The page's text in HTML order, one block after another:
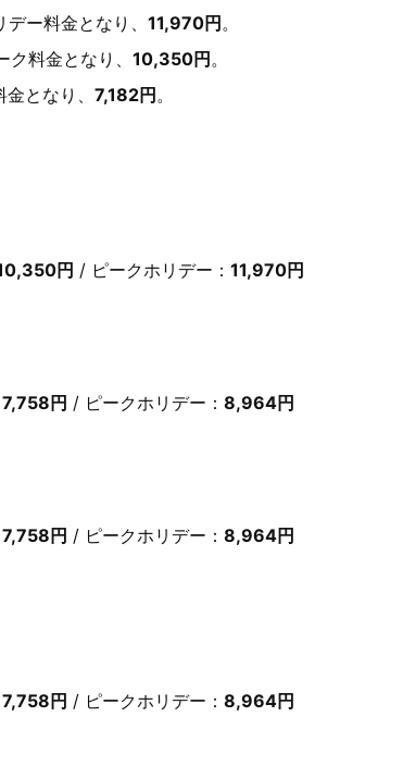
ー料金となり、 11,970円。
料金となり、 10,350円。
となり、 7,182円。
円 / ピークホリデー： 11,970円
7,758円 / ピークホリデー： 8,964円
7,758円 / ピークホリデー： 8,964円
7,758円 / ピークホリデー： 8,964円